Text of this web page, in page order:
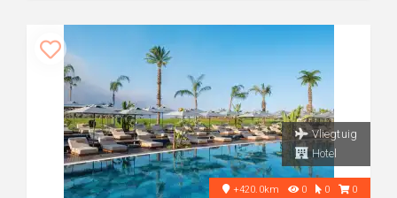
Vliegtuig
Hotel
+420.0km 0 0 0